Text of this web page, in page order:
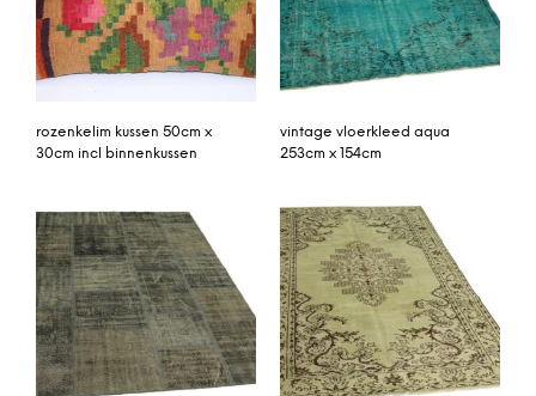
rozenkelim kussen 50cm x
30cm incl binnenkussen
vintage vloerkleed aqua
253cm x 154cm